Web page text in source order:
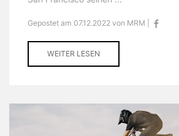
Gepostet am 07.12.2022 von MRM |
WEITER LESEN